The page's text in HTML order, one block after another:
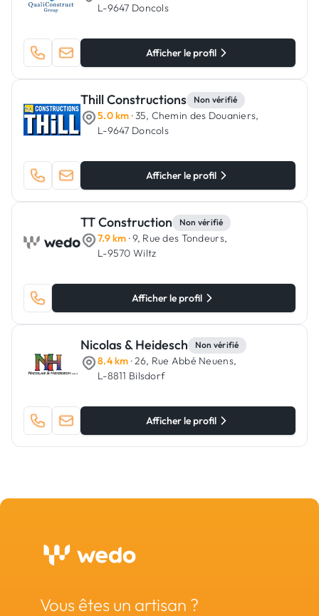
L-9647 Doncols
Afficher le profil
Thill Constructions Non vérifié
5.0 km · 35, Chemin des Douaniers,
L-9647 Doncols
Afficher le profil
TT Construction Non vérifié
7.9 km · 9, Rue des Tondeurs,
L-9570 Wiltz
Afficher le profil
Nicolas & Heidesch Non vérifié
8.4 km · 26, Rue Abbé Neuens,
L-8811 Bilsdorf
Afficher le profil
Vous êtes un artisan ?